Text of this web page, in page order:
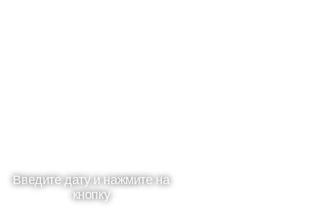
Введите дату и нажмите на
кнопку